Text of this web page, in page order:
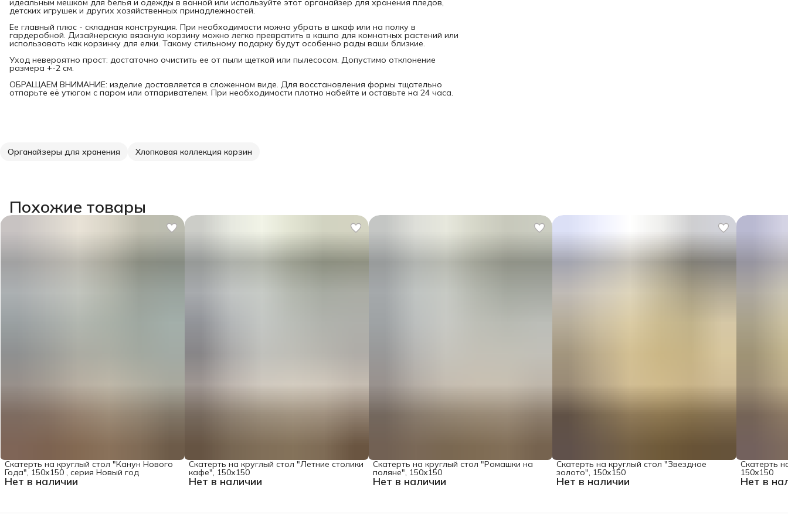
идеальным мешком для белья и одежды в ванной или используйте этот органайзер для хранения пледов,
детских игрушек и других хозяйственных принадлежностей.
Ее главный плюс - складная конструкция. При необходимости можно убрать в шкаф или на полку в
гардеробной. Дизайнерскую вязаную корзину можно легко превратить в кашпо для комнатных растений или
использовать как корзинку для елки. Такому стильному подарку будут особенно рады ваши близкие.
Уход невероятно прост: достаточно очистить ее от пыли щеткой или пылесосом. Допустимо отклонение
размера +-2 см.
ОБРАЩАЕМ ВНИМАНИЕ: изделие доставляется в сложенном виде. Для восстановления формы тщательно
отпарьте её утюгом с паром или отпаривателем. При необходимости плотно набейте и оставьте на 24 часа.
Органайзеры для хранения Хлопковая коллекция корзин
Похожие товары
Нет в наличии
Скатерть на круглый стол "Канун Нового
Года", 150х150 , серия Новый год
Нет в наличии
Скатерть на круглый стол "Летние столики
кафе", 150х150
Нет в наличии
Скатерть на круглый стол "Ромашки на
поляне", 150х150
Нет в наличии
Скатерть на круглый стол "Звездное
золото", 150х150
Нет в
Скатерть
150х150